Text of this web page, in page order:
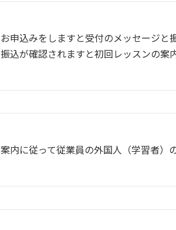
お申込みをしますと受付のメッセージと
振込が確認されますと初回レッスンの案
案内に従って従業員の外国人（学習者）